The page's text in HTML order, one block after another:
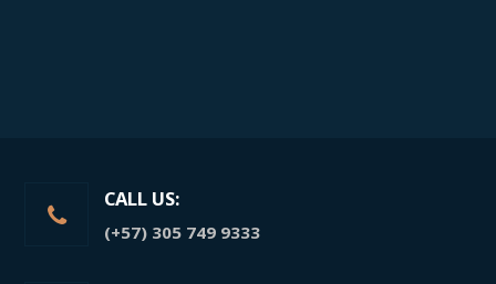
CALL US:
(+57) 305 749 9333